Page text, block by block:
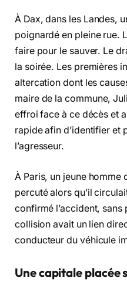
À Dax, dans les Landes,
poignardé en pleine rue.
faire pour le sauver. Le
la soirée. Les premières
altercation dont les
maire de la commune,
effroi face à ce décès et
rapide afin d’identifier et
l’agresseur.
À Paris, un jeune homme
percuté alors qu’il
confirmé l’accident, sans
collision avait un lien
conducteur du véhicule
Une capitale placée